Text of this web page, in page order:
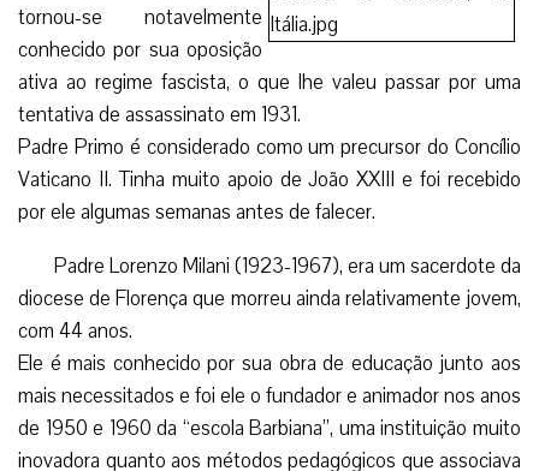
tornou-se notavelmente
conhecido por sua oposição
ativa ao regime fascista, o que lhe valeu passar por uma
tentativa de assassinato em 1931.
Padre Primo é considerado como um precursor do Concílio
Vaticano II. Tinha muito apoio de João XXIII e foi recebido
por ele algumas semanas antes de falecer.
Padre Lorenzo Milani (1923-1967), era um sacerdote da
diocese de Florença que morreu ainda relativamente jovem,
com 44 anos.
Ele é mais conhecido por sua obra de educação junto aos
mais necessitados e foi ele o fundador e animador nos anos
de 1950 e 1960 da “escola Barbiana”, uma instituição muito
inovadora quanto aos métodos pedagógicos que associava